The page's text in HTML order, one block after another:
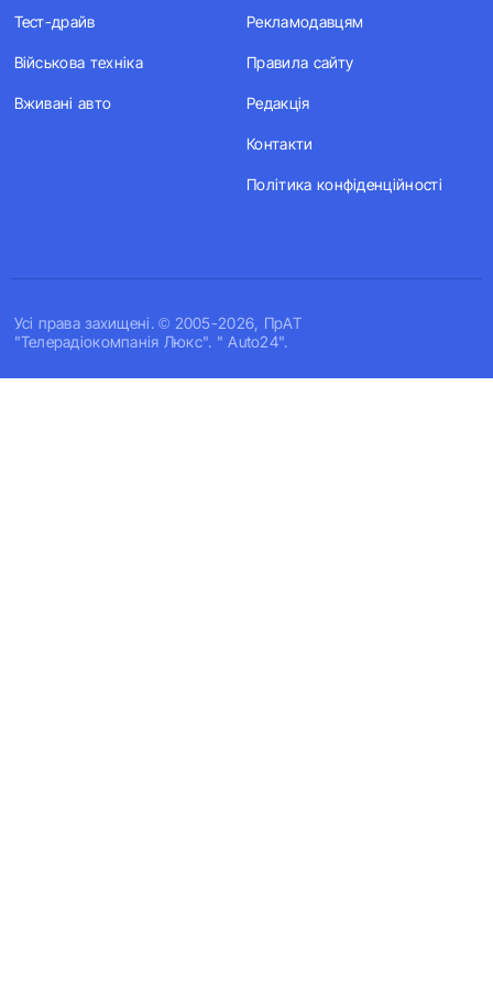
Усi права захищенi. © 2005-2026, ПрАТ
"Телерадіокомпанія Люкс". " Auto24".
Тест-драйв
Військова техніка
Вживані авто
Рекламодавцям
Правила сайту
Редакція
Контакти
Політика конфіденційності